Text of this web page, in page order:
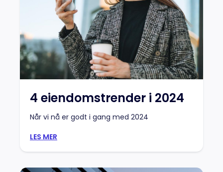
4 eiendomstrender i 2024
Når vi nå er godt i gang med 2024
LES MER